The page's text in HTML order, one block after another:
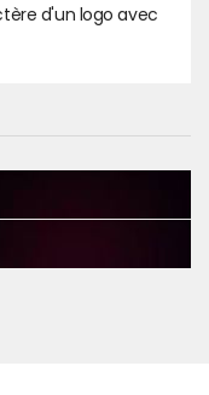
d'un logo avec